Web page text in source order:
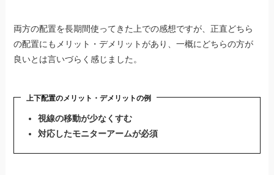
両方の配置を長期間使ってきた上での感想ですが、正直どちら
の配置にもメリット・デメリットがあり、一概にどちらの方が
良いとは言いづらく感じました。
上下配置のメリット・デメリットの例
視線の移動が少なくすむ
対応したモニターアームが必須